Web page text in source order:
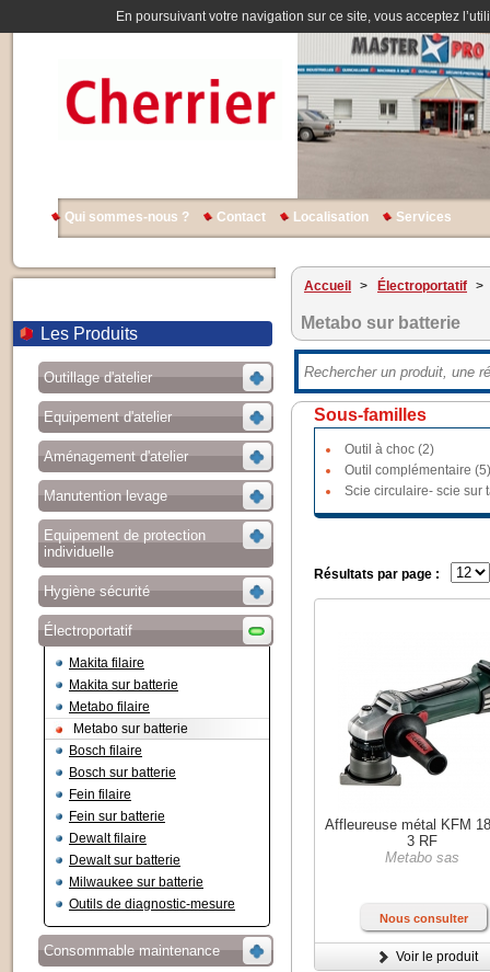
En poursuivant votre navigation sur ce site, vous acceptez
Qui sommes-nous ? Contact Localisation Services
Les Produits
Outillage d'atelier
Equipement d'atelier
Aménagement d'atelier
Manutention levage
Equipement de protection
individuelle
Hygiène sécurité
Électroportatif
Makita filaire
Makita sur batterie
Metabo filaire
Metabo sur batterie
Bosch filaire
Bosch sur batterie
Fein filaire
Fein sur batterie
Dewalt filaire
Dewalt sur batterie
Milwaukee sur batterie
Outils de diagnostic-mesure
Consommable maintenance
Accueil > Électroportatif >
Metabo sur batterie
Sous-familles
Outil à choc (2)
Outil complémentaire (5)
Scie circulaire- scie sur
Résultats par page :
Affleureuse métal KFM
3 RF
Metabo sas
Nous consulter
Voir le produit